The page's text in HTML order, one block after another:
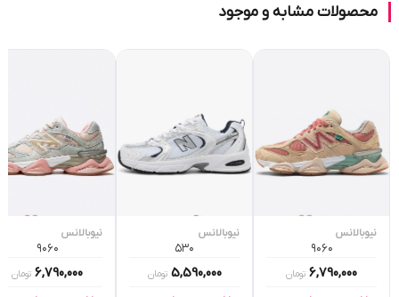
محصولات مشابه و موجود
نیوبالانس
۹۰۶۰
6,790,000 تومان
نیوبالانس
۵۳۰
5,590,000 تومان
نیوبالانس
۹۰۶۰
6,790,000 تومان